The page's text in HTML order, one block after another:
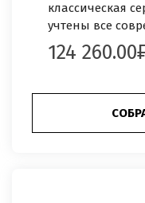
классическая
учтены все
124 260.00